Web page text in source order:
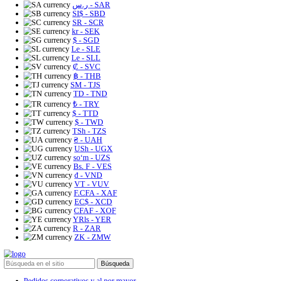
ر.س - SAR
SI$ - SBD
SR - SCR
kr- SEK
$ - SGD
Le - SLE
Le - SLL
₡ - SVC
฿ - THB
ЅМ - TJS
TD - TND
₺ - TRY
$ - TTD
$ - TWD
TSh - TZS
₴ - UAH
USh - UGX
soʻm - UZS
Bs. F - VES
₫ - VND
VT - VUV
F.CFA - XAF
EC$ - XCD
CFAF - XOF
YRls - YER
R - ZAR
ZK - ZMW
Búsqueda